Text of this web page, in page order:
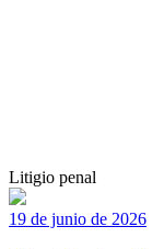
Litigio penal
19 de junio de 2026